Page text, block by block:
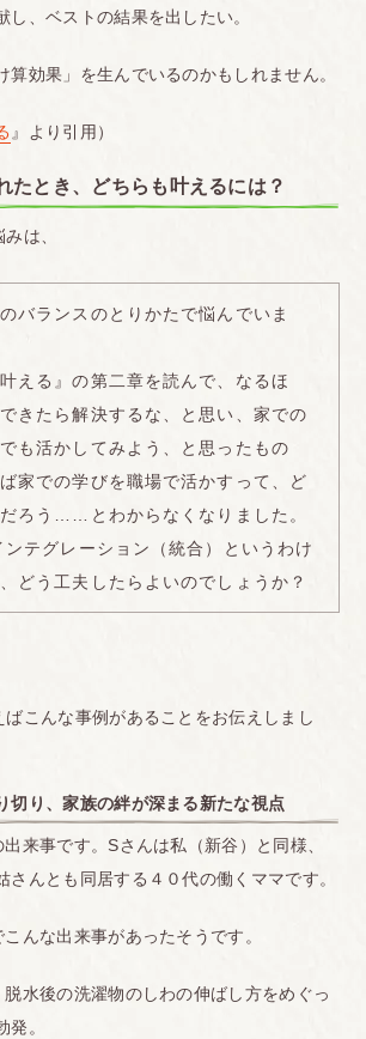
し、ベストの結果を出したい。
算効果」を生んでいるのかもしれません。
』より引用）
たとき、どちらも叶えるには？
は、
バランスのとりかたで悩んでいま
叶える』の第二章を読んで、なるほ
きたら解決するな、と思い、家での
も活かしてみよう、と思ったもの
家での学びを職場で活かすって、ど
ろう……とわからなくなりました。
ンテグレーション（統合）というわけ
どう工夫したらよいのでしょうか？
こんな事例があることをお伝えしまし
切り、家族の絆が深まる新たな視点
来事です。Sさんは私（新谷）と同様、
さんとも同居する４０代の働くママです。
んな出来事があったそうです。
水後の洗濯物のしわの伸ばし方をめぐっ
。